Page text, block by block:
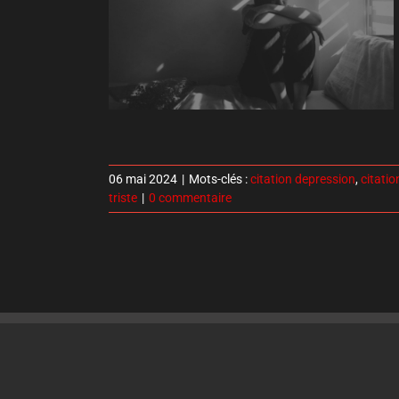
06 mai 2024 | Mots-clés :citation depression,
triste | 0 commentaire